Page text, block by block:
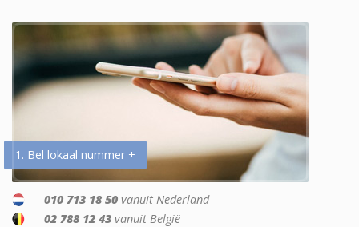
1. Bel lokaal nummer +
010 713 18 50 vanuit Nederland
02 788 12 43 vanuit België